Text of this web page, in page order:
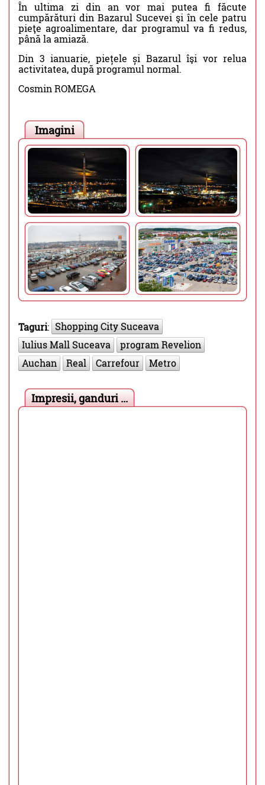
În ultima zi din an vor mai putea fi făcute
cumpărături din Bazarul Sucevei şi în cele patru
pieţe agroalimentare, dar programul va fi redus,
până la amiază.
Din 3 ianuarie, piețele și Bazarul îşi vor relua
activitatea, după programul normal.
Cosmin ROMEGA
Imagini
Taguri: Shopping City Suceava
Iulius Mall Suceava
program Revelion
Auchan
Real Carrefour Metro
Impresii, ganduri ...